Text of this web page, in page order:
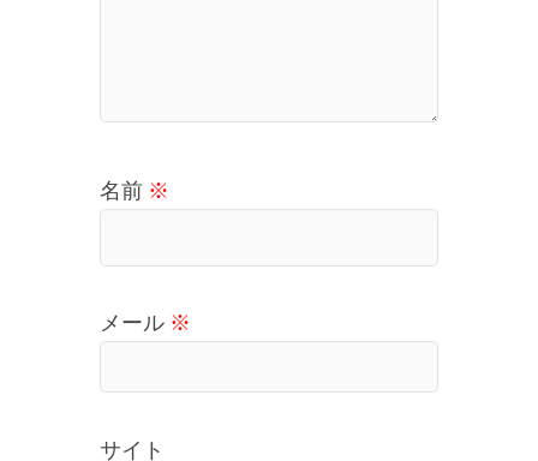
名前 ※
メール ※
サイト